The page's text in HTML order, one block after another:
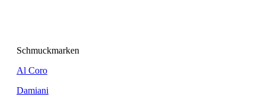
Schmuckmarken
Al Coro
Damiani